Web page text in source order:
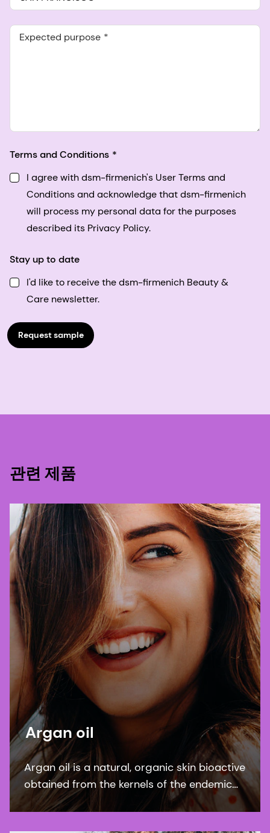
Expected purpose
Terms and Conditions
I agree with dsm-firmenich's User Terms and
Conditions and acknowledge that dsm-firmenich
will process my personal data for the purposes
described its Privacy Policy.
Stay up to date
I'd like to receive the dsm-firmenich Beauty &
Care newsletter.
Request sample
관련 제품
Argan oil
Argan oil is a natural, organic skin bioactive
obtained from the kernels of the endemic
argan tree (Argania Spinosa kernel oil). This